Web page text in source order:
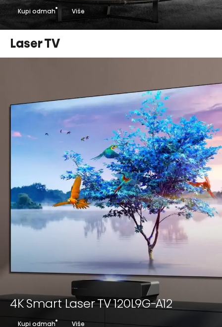
Kupi odmah Više
Laser TV
4K Smart Laser TV 120L9G-A12
Kupi odmah Više